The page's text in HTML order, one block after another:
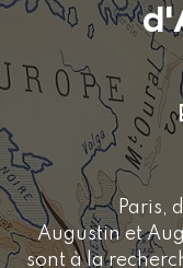
Paris,
Augustin et
sont à la